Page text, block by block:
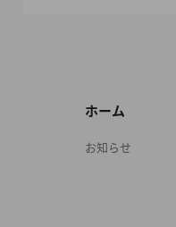
ホーム
お知らせ